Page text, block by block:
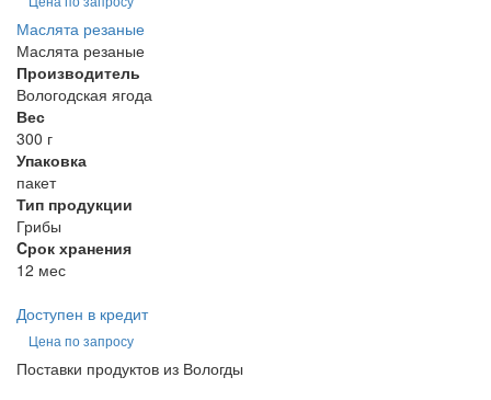
Маслята резаные
Маслята резаные
Производитель
Вологодская ягода
Вес
300 г
Упаковка
пакет
Тип продукции
Грибы
Cрок хранения
12 мес
Доступен в кредит
Цена по запросу
Поставки продуктов из Вологды